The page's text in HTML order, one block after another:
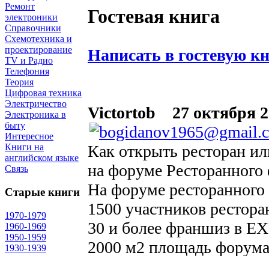
Ремонт
электроники
Справочники
Схемотехника и
проектирование
TV и Радио
Телефония
Теория
Цифровая техника
Электричество
Электроника в
быту
Интересное
Книги на
английском языке
Связь
Старые книги
1970-1979
1960-1969
1950-1959
1930-1939
Гостевая книга
Написать в гостевую
Victortob 27 октября
Как открыть ресторан
на форуме Ресторанного
На форуме ресторанного
1500 участников
30 и более франшиз в
2000 м2 площадь форума